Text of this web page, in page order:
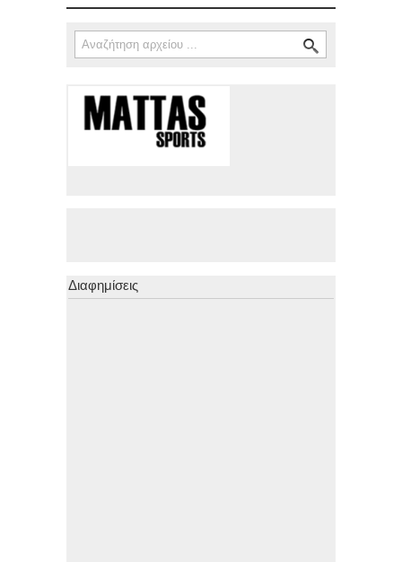
Φόρμα αναζήτησης
Αναζήτηση
Διαφημίσεις